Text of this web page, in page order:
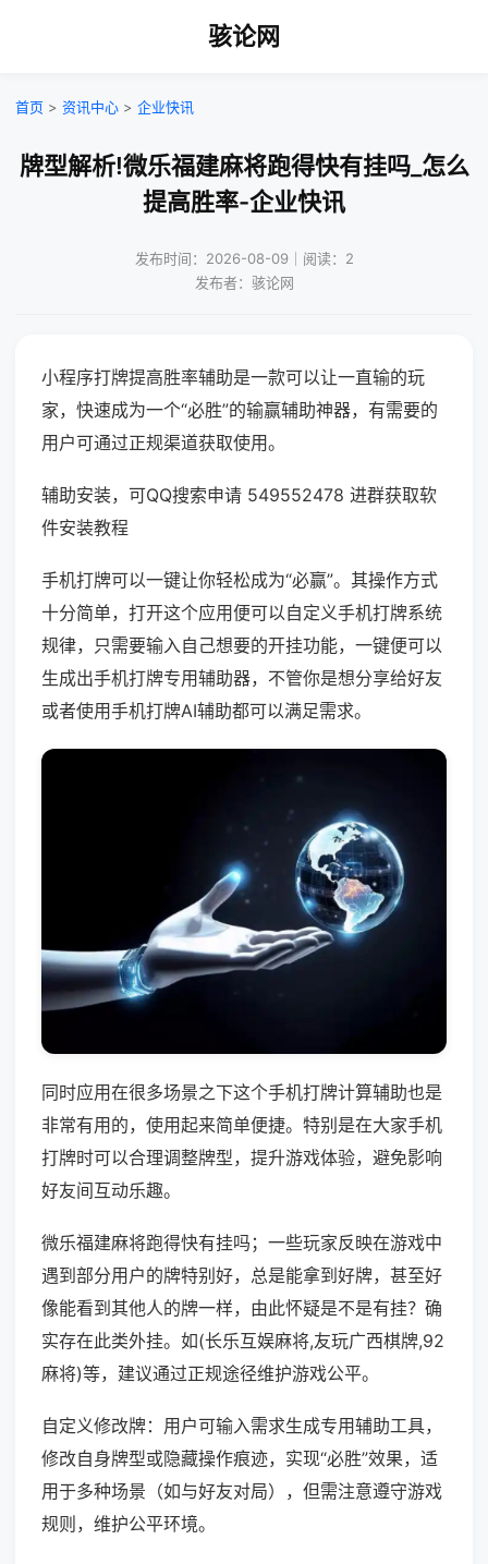
骇论网
首页 > 资讯中心 > 企业快讯
牌型解析!微乐福建麻将跑得快有挂吗_怎么
提高胜率-企业快讯
发布时间：2026-08-09｜阅读：2
发布者：骇论网
小程序打牌提高胜率辅助是一款可以让一直输的玩
家，快速成为一个“必胜”的输赢辅助神器，有需要的
用户可通过正规渠道获取使用。
辅助安装，可QQ搜索申请 549552478 进群获取软
件安装教程
手机打牌可以一键让你轻松成为“必赢”。其操作方式
十分简单，打开这个应用便可以自定义手机打牌系统
规律，只需要输入自己想要的开挂功能，一键便可以
生成出手机打牌专用辅助器，不管你是想分享给好友
或者使用手机打牌AI辅助都可以满足需求。
同时应用在很多场景之下这个手机打牌计算辅助也是
非常有用的，使用起来简单便捷。特别是在大家手机
打牌时可以合理调整牌型，提升游戏体验，避免影响
好友间互动乐趣。
微乐福建麻将跑得快有挂吗；一些玩家反映在游戏中
遇到部分用户的牌特别好，总是能拿到好牌，甚至好
像能看到其他人的牌一样，由此怀疑是不是有挂？确
实存在此类外挂。如(长乐互娱麻将,友玩广西棋牌,92
麻将)等，建议通过正规途径维护游戏公平。
自定义修改牌：用户可输入需求生成专用辅助工具，
修改自身牌型或隐藏操作痕迹，实现“必胜”效果，适
用于多种场景（如与好友对局），但需注意遵守游戏
规则，维护公平环境。